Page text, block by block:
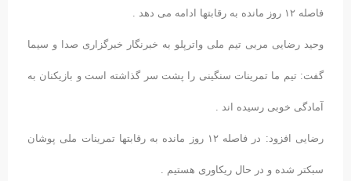
فاصله ۱۲ روز مانده به رقابتها ادامه می دهد .
وحید رضایی مربی تیم ملی واترپلو به خبرنگار خبرگزاری صدا و سیما
گفت: تیم ما تمرینات سنگینی را پشت سر گذاشته است و بازیکنان به
آمادگی خوبی رسیده اند .
رضایی افزود: در فاصله ۱۲ روز مانده به رقابتها تمرینات ملی پوشان
سبکتر شده و در حال ریکاوری هستیم .